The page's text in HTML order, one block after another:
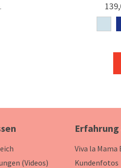
(Videos)
Viva la Mama
Kundenfotos